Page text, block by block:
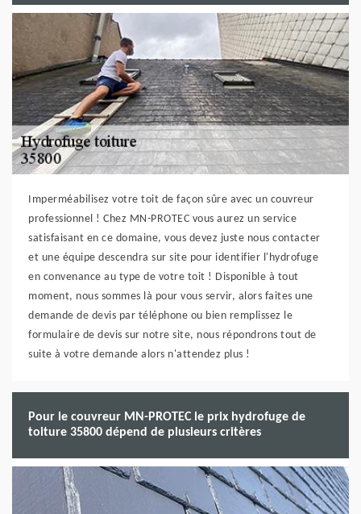
Imperméabilisez votre toit de façon sûre avec un couvreur
professionnel ! Chez MN-PROTEC vous aurez un service
satisfaisant en ce domaine, vous devez juste nous contacter
et une équipe descendra sur site pour identifier l'hydrofuge
en convenance au type de votre toit ! Disponible à tout
moment, nous sommes là pour vous servir, alors faites une
demande de devis par téléphone ou bien remplissez le
formulaire de devis sur notre site, nous répondrons tout de
suite à votre demande alors n'attendez plus !
Pour le couvreur MN-PROTEC le prix hydrofuge de
toiture 35800 dépend de plusieurs critères